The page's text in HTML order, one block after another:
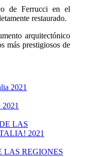
de Ferrucci en el
restaurado.
arquitectónico
más prestigiosos de
LAS REGIONES